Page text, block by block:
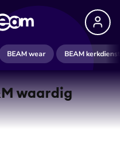
BEAM wear BEAM kerkdienst
waardig